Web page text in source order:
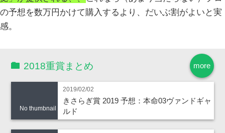
の予想を数万円かけて購入するより、だいぶ割がよいと実
感。
more
2018重賞まとめ
No thumbnail
2019/02/02
きさらぎ賞 2019 予想：本命03ヴァンドギャ
ルド